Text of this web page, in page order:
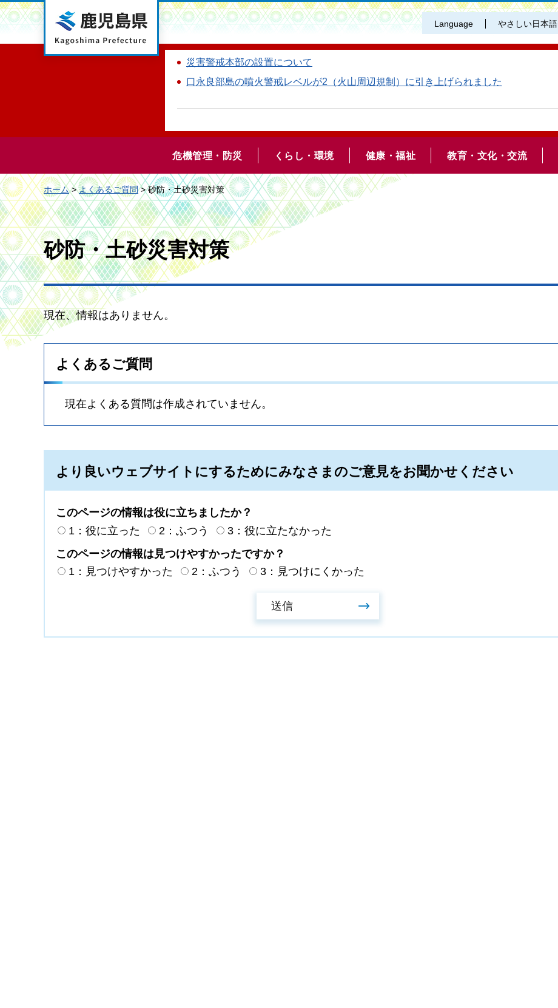
鹿児島県 Language やさしい日本語
災害警戒本部の設置について
口永良部島の噴火警戒レベルが2（火山周辺規制）に引き上げられました
危機管理・防災 くらし・環境 健康・福祉 教育・文化・交流
ホーム>よくあるご質問> 砂防・土砂災害対策
砂防・土砂災害対策
現在、情報はありません。
よくあるご質問
現在よくある質問は作成されていません。
より良いウェブサイトにするためにみなさまのご意見をお聞かせください
このページの情報は役に立ちましたか？
1：役に立った
2：ふつう
3：役に立たなかった
このページの情報は見つけやすかったですか？
1：見つけやすかった
2：ふつう 3：見つけにくかった